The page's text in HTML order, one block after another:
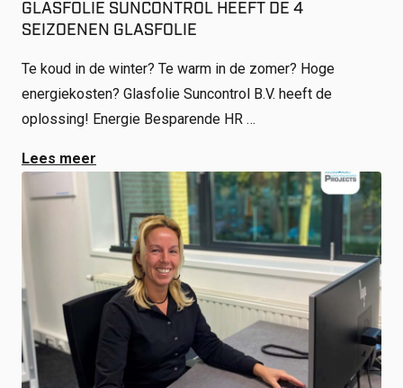
GLASFOLIE SUNCONTROL HEEFT DE 4
SEIZOENEN GLASFOLIE
Te koud in de winter? Te warm in de zomer? Hoge
energiekosten? Glasfolie Suncontrol B.V. heeft de
oplossing! Energie Besparende HR …
Lees meer